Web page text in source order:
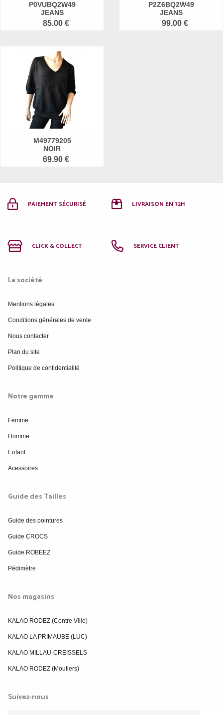
P0VUBQ2W49
JEANS
85.00 €
P2Z6BQ2W49
JEANS
99.00 €
M49779205
NOIR
69.90 €
PAIEMENT SÉCURISÉ LIVRAISON EN 72H
CLICK & COLLECT SERVICE CLIENT
La société
Mentions légales
Conditions générales de vente
Nous contacter
Plan du site
Politique de confidentialité
Notre gamme
Femme
Homme
Enfant
Acessoires
Guide des Tailles
Guide des pointures
Guide CROCS
Guide ROBEEZ
Pédimètre
Nos magasins
KALAO RODEZ (Centre Ville)
KALAO LA PRIMAUBE (LUC)
KALAO MILLAU-CREISSELS
KALAO RODEZ (Moutiers)
Suivez-nous